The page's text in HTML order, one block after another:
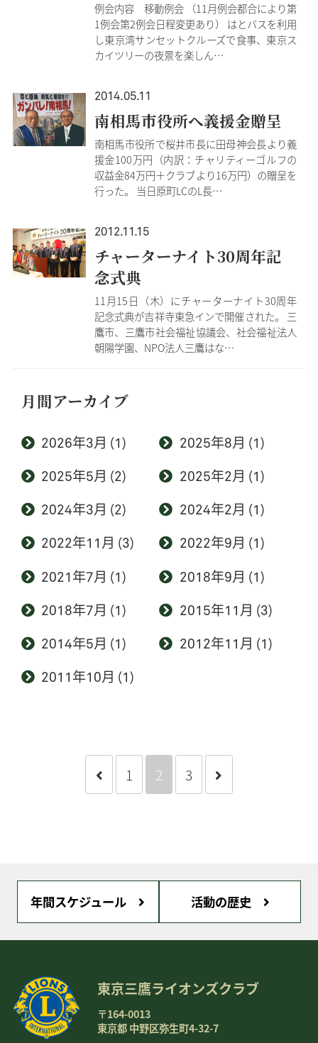
例会内容 移動例会 （11月例会都合により第
1例会第2例会日程変更あり） はとバスを利用
し東京湾サンセットクルーズで食事、東京ス
カイツリーの夜景を楽しん…
2014.05.11
南相馬市役所へ義援金贈呈
南相馬市役所で桜井市長に田母神会長より義
援金100万円（内訳：チャリティーゴルフの
収益金84万円＋クラブより16万円）の贈呈を
行った。 当日原町LCのL長…
2012.11.15
チャーターナイト30周年記
念式典
11月15日（木）にチャーターナイト30周年
記念式典が吉祥寺東急インで開催された。 三
鷹市、三鷹市社会福祉協議会、社会福祉法人
朝陽学園、NPO法人三鷹はな…
月間アーカイブ
2026年3月 (1) 2025年8月 (1)
2025年5月 (2) 2025年2月 (1)
2024年3月 (2) 2024年2月 (1)
2022年11月 (3) 2022年9月 (1)
2021年7月 (1) 2018年9月 (1)
2018年7月 (1) 2015年11月 (3)
2014年5月 (1) 2012年11月 (1)
2011年10月 (1)
1 2 3
年間スケジュール 活動の歴史
東京三鷹ライオンズクラブ
〒164-0013
東京都 中野区弥生町4-32-7